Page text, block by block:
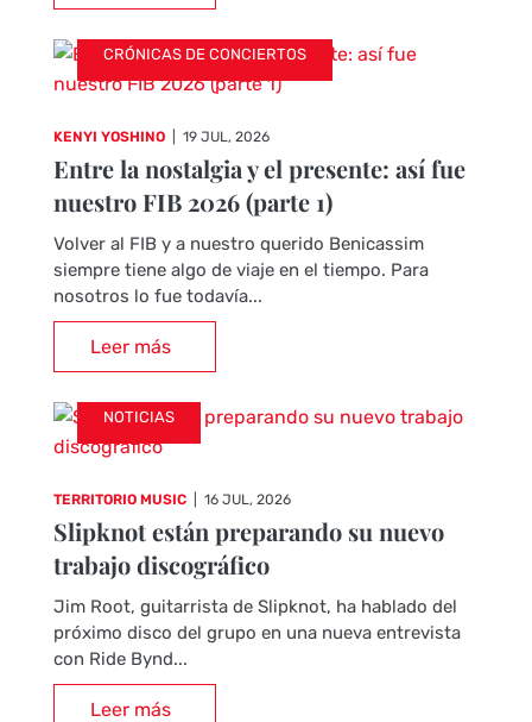
CRÓNICAS DE CONCIERTOS
KENYI YOSHINO 19 JUL, 2026
Entre la nostalgia y el presente: así fue
nuestro FIB 2026 (parte 1)
Volver al FIB y a nuestro querido Benicassim
siempre tiene algo de viaje en el tiempo. Para
nosotros lo fue todavía...
Leer más
NOTICIAS
TERRITORIO MUSIC 16 JUL, 2026
Slipknot están preparando su nuevo
trabajo discográfico
Jim Root, guitarrista de Slipknot, ha hablado del
próximo disco del grupo en una nueva entrevista
con Ride Bynd...
Leer más